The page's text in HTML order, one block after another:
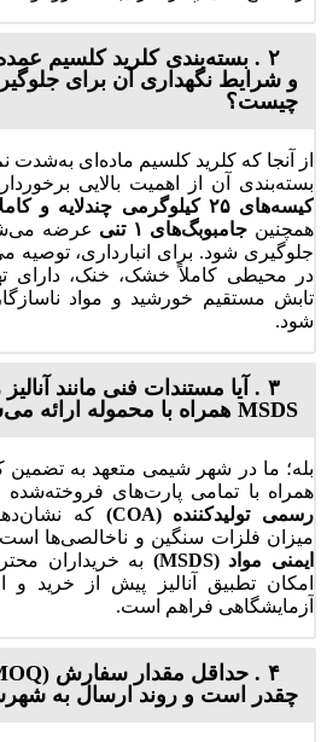
۲. بسته‌بندی کلرید کلسیم
و شرایط نگهداری آن برای
چیست؟
بسته‌بندی آن از اهمیت بالایی
کیسه‌های ۲۵ کیلوگرمی چندلایه و کاملاً آب‌بند (لمینت‌دار/PE)
همچنینجامبوبگ‌های ۱ تنی
عرضه می‌شود
جلوگیری شود. برای انبارداری، توصیه
در محیطی کاملاً خشک، خنک، دارای
تابش مستقیم خورشید و مواد ناسازگار
شود.
MSDS همراه با محموله ارائه می‌شود؟
بله؛ ما در شهر شیمی متعهد به تضمین
همراه با تمامی پارت‌های فروخته‌شده
رسمی تولیدکننده (COA)
که
میزان فلزات سنگین و ناخالصی‌ها
ایمنی مواد (MSDS)
به خریداران
امکان تطبیق آنالیز پیش از خرید
آزمایشگاهی فراهم است.
چقدر است و روند ارسال به